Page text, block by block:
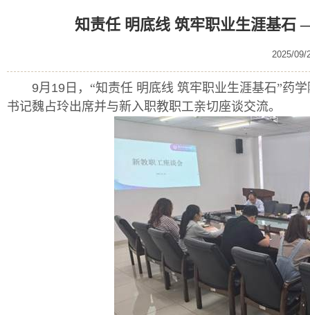
知责任 明底线 筑牢职业生涯基
2025/09/
9月 19 日，“知责任 明底线 筑牢职业生涯基石”药
书记魏占玲出席并与新入职教职工亲切座谈交流。